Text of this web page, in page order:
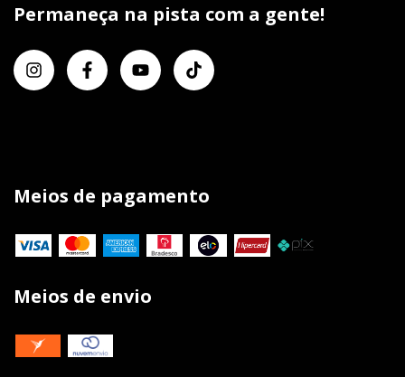
Permaneça na pista com a gente!
Meios de pagamento
Meios de envio